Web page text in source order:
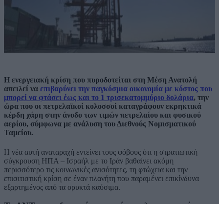
Η ενεργειακή κρίση που πυροδοτείται στη Μέση Ανατολή
απειλεί να επιβαρύνει την παγκόσμια οικονομία με κόστος που
μπορεί να φτάσει έως και το 1 τρισεκατομμύριο δολάρια, την
ώρα που οι πετρελαϊκοί κολοσσοί καταγράφουν εκρηκτικά
κέρδη χάρη στην άνοδο των τιμών πετρελαίου και φυσικού
αερίου, σύμφωνα με ανάλυση του Διεθνούς Νομισματικού
Ταμείου.
Η νέα αυτή αναταραχή εντείνει τους φόβους ότι η στρατιωτική
σύγκρουση ΗΠΑ – Ισραήλ με το Ιράν βαθαίνει ακόμη
περισσότερο τις κοινωνικές ανισότητες, τη φτώχεια και την
επισιτιστική κρίση σε έναν πλανήτη που παραμένει επικίνδυνα
εξαρτημένος από τα ορυκτά καύσιμα.